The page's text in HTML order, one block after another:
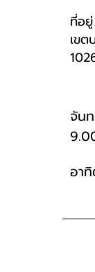
ที่อ
เขต
จัน
อา